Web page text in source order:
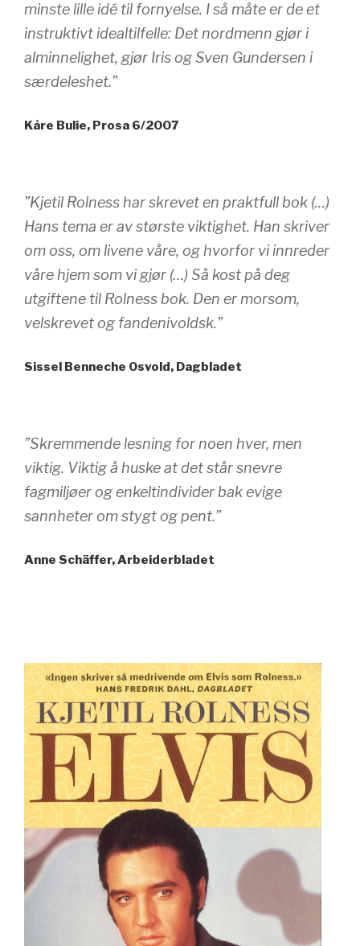
minste lille idé til fornyelse. I så måte er de et
instruktivt idealtilfelle: Det nordmenn gjør i
alminnelighet, gjør Iris og Sven Gundersen i
særdeleshet.”
Kåre Bulie, Prosa 6/2007
”Kjetil Rolness har skrevet en praktfull bok (…)
Hans tema er av største viktighet. Han skriver
om oss, om livene våre, og hvorfor vi innreder
våre hjem som vi gjør (…) Så kost på deg
utgiftene til Rolness bok. Den er morsom,
velskrevet og fandenivoldsk.”
Sissel Benneche Osvold, Dagbladet
”Skremmende lesning for noen hver, men
viktig. Viktig å huske at det står snevre
fagmiljøer og enkeltindivider bak evige
sannheter om stygt og pent.”
Anne Schäffer, Arbeiderbladet